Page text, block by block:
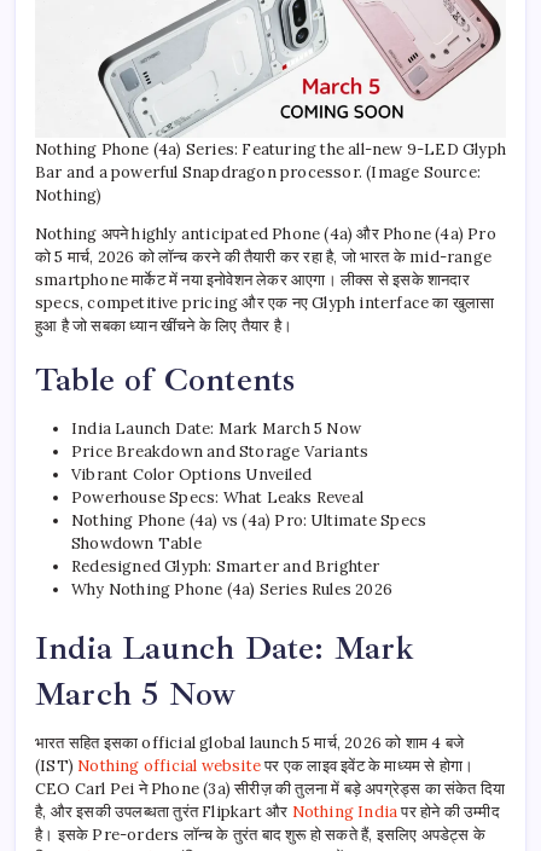
Nothing Phone (4a) Series: Featuring the all-new 9-LED Glyph
Bar and a powerful Snapdragon processor. (Image Source:
Nothing)
Nothing अपने highly anticipated Phone (4a) और Phone (4a) Pro
को 5 मार्च, 2026 को लॉन्च करने की तैयारी कर रहा है, जो भारत के mid-range
smartphone मार्केट में नया इनोवेशन लेकर आएगा। लीक्स से इसके शानदार
specs, competitive pricing और एक नए Glyph interface का खुलासा
हुआ है जो सबका ध्यान खींचने के लिए तैयार है।
Table of Contents
India Launch Date: Mark March 5 Now
Price Breakdown and Storage Variants
Vibrant Color Options Unveiled
Powerhouse Specs: What Leaks Reveal
Nothing Phone (4a) vs (4a) Pro: Ultimate Specs
Showdown Table
Redesigned Glyph: Smarter and Brighter
Why Nothing Phone (4a) Series Rules 2026
India Launch Date: Mark
March 5 Now
भारत सहित इसका official global launch 5 मार्च, 2026 को शाम 4 बजे
(IST) Nothing official websiteपर एक लाइव इवेंट के माध्यम से होगा।
CEO Carl Pei ने Phone (3a) सीरीज़ की तुलना में बड़े अपग्रेड्स का संकेत दिया
है, और इसकी उपलब्धता तुरंत Flipkart और Nothing Indiaपर होने की उम्मीद
है। इसके Pre-orders लॉन्च के तुरंत बाद शुरू हो सकते हैं, इसलिए अपडेट्स के